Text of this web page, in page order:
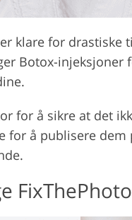
klare for
Botox-
for å sikre at det
for å publisere